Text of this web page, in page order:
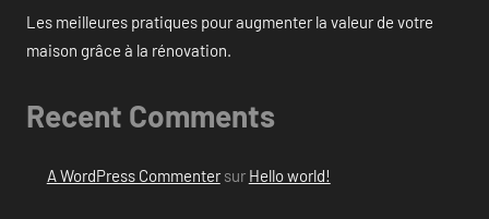
Les meilleures pratiques pour augmenter la valeur de votre
maison grâce à la rénovation.
Recent Comments
A WordPress Commentersur Hello world!